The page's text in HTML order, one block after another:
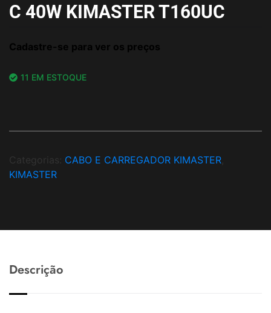
C 40W KIMASTER T160UC
Cadastre-se para ver os preços
11 EM ESTOQUE
Categorias: CABO E CARREGADOR KIMASTER
KIMASTER
Descrição